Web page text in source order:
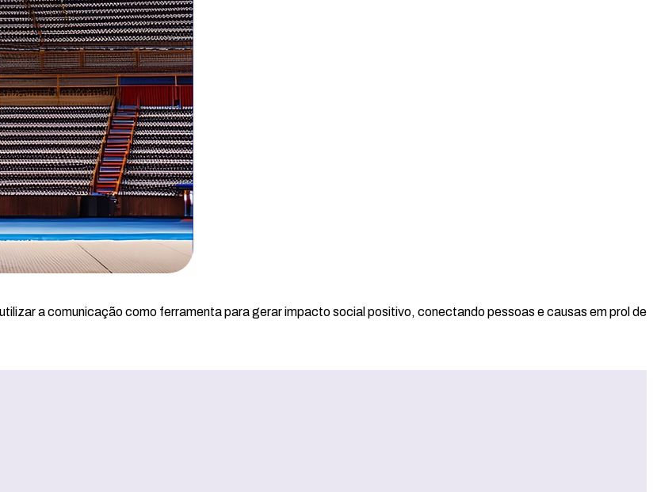
a comunicação como ferramenta para gerar impacto social positivo, conectando pessoas e causas em prol de